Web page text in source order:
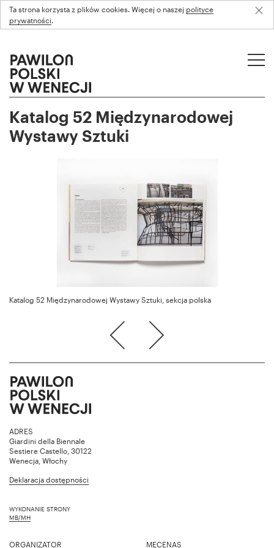
Ta strona korzysta z plików cookies. Więcej o naszej polityce
prywatności.
Katalog 52 Międzynarodowej
Wystawy Sztuki
Katalog 52 Międzynarodowej Wystawy Sztuki, sekcja polska
ADRES
Giardini della Biennale
Sestiere Castello, 30122
Wenecja, Włochy
Deklaracja dostępności
WYKONANIE STRONY
MB/MH
ORGANIZATOR MECENAS